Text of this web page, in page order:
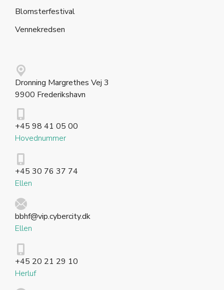
Blomsterfestival
Vennekredsen
Dronning Margrethes Vej 3
9900 Frederikshavn
+45 98 41 05 00
Hovednummer
+45 30 76 37 74
Ellen
bbhf@vip.cybercity.dk
Ellen
+45 20 21 29 10
Herluf